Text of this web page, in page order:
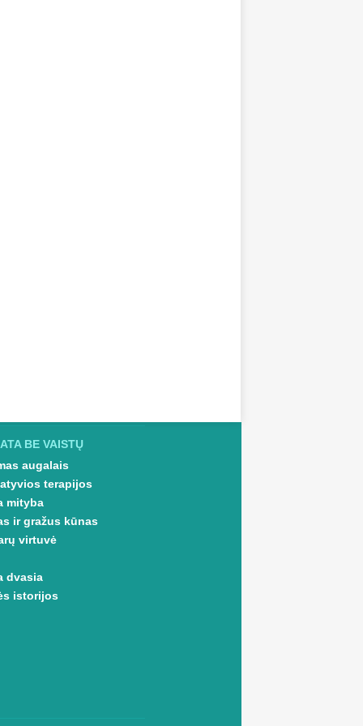
BE VAISTŲ
augalais
terapijos
mityba
ir gražus kūnas
virtuvė
dvasia
istorijos